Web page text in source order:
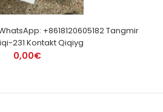
+8618120605182 Tangmir
231 Kontakt Qiqiyg
0,00€